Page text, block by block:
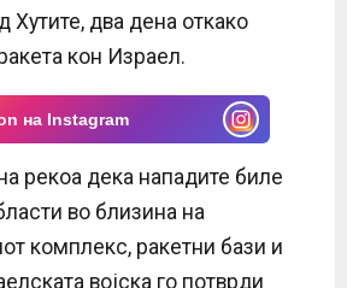
Хутите, два дена откако
кон Израел.
на Instagram
рекоа дека нападите биле
во близина на
комплекс, ракетни бази и
војска го потврди